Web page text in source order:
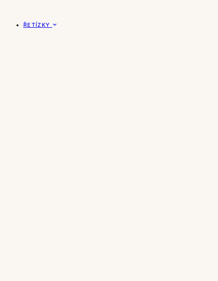
ŘETÍZKY